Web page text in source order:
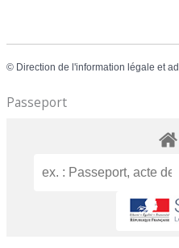
© Direction de l'information légale et
Passeport